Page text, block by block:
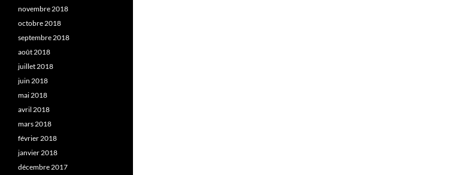
novembre 2018
octobre 2018
septembre 2018
août 2018
juillet 2018
juin 2018
mai 2018
avril 2018
mars 2018
février 2018
janvier 2018
décembre 2017